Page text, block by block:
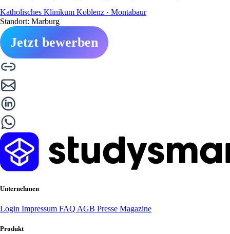
Katholisches Klinikum Koblenz · Montabaur
Standort: Marburg
Jetzt bewerben
Unternehmen
Login Impressum FAQ AGB Presse Magazine
Produkt